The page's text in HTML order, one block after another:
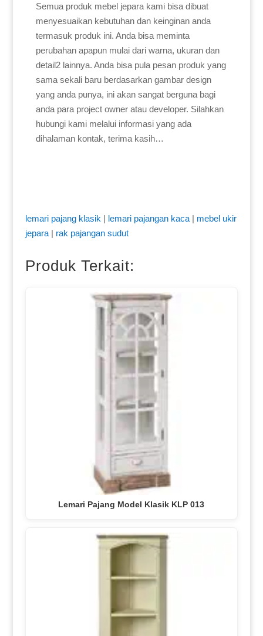
Semua produk mebel jepara kami bisa dibuat
menyesuaikan kebutuhan dan keinginan anda
termasuk produk ini. Anda bisa meminta
perubahan apapun mulai dari warna, ukuran dan
detail2 lainnya. Anda bisa pula pesan produk yang
sama sekali baru berdasarkan gambar design
yang anda punya, ini akan sangat berguna bagi
anda para project owner atau developer. Silahkan
hubungi kami melalui informasi yang ada
dihalaman kontak, terima kasih…
lemari pajang klasik | lemari pajangan kaca| mebel ukir
jepara| rak pajangan sudut
Produk Terkait:
Lemari Pajang Model Klasik KLP 013